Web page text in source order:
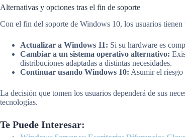
Alternativas y opciones tras el fin de soporte
Con el fin del soporte de Windows 10, los usuarios tienen
Actualizar a Windows 11: Si su hardware es
Cambiar a un sistema operativo alternativo:
distribuciones adaptadas a distintas necesidades.
Continuar usando Windows 10: Asumir el riesgo
La decisión que tomen los usuarios dependerá de sus
tecnologías.
Te Puede Interesar: